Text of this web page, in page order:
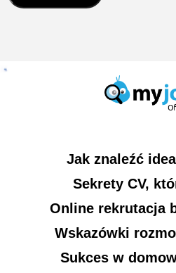
Jak znaleźć
Sekrety CV,
Online rekrutacja
Wskazówki
Sukces w